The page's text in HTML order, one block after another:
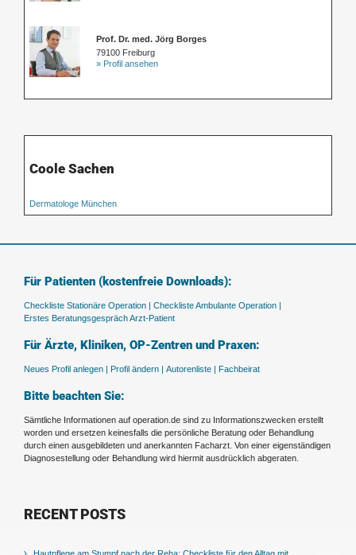
Prof. Dr. med. Jörg Borges
79100 Freiburg
» Profil ansehen
Coole Sachen
Dermatologe München
Für Patienten (kostenfreie Downloads):
Checkliste Stationäre Operation |
Checkliste Ambulante Operation |
Erstes Beratungsgespräch Arzt-Patient
Für Ärzte, Kliniken, OP-Zentren und Praxen:
Neues Profil anlegen | Profil ändern | Autorenliste | Fachbeirat
Bitte beachten Sie:
Sämtliche Informationen auf operation.de sind zu Informationszwecken erstellt
worden und ersetzen keinesfalls die persönliche Beratung oder Behandlung
durch einen ausgebildeten und anerkannten Facharzt. Von einer eigenständigen
Diagnosestellung oder Behandlung wird hiermit ausdrücklich abgeraten.
RECENT POSTS